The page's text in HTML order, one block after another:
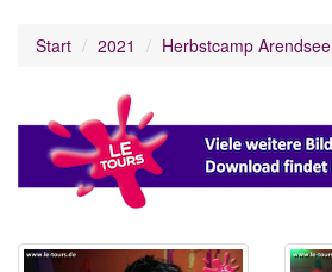
Start 2021 Herbstcamp Arendsee